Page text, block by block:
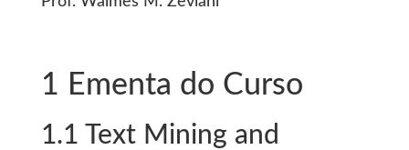
1 Ementa do Curso
1.1 Text Mining and